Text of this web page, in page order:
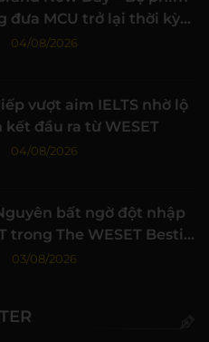
đưa MCU trở lại thời kỳ
đỉnh cao
04/08/2026
vượt aim IELTS nhờ lộ
đầu ra từ WESET
04/08/2026
bất ngờ đột nhập
trong The WESET Bestie
tập 3
03/08/2026